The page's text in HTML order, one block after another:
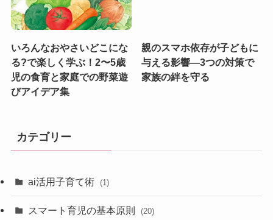
いろんなおやさいどこにな
る?で楽しく学ぶ！2〜5歳
児の食育と家庭での野菜遊
びアイデア集
親のスマホ依存が子どもに
与える影響—3つの対策で
家族の絆を守る
カテゴリー
ai活用子育て術 (1)
スマート育児の基本原則 (20)